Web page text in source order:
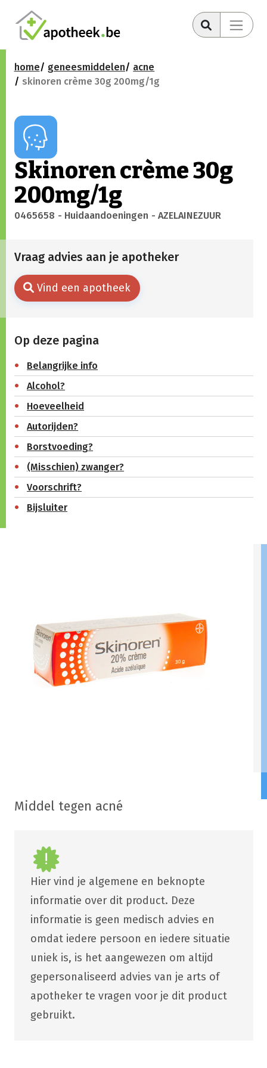
home geneesmiddelen
acne
skinoren crème 30g 200mg/1g
Skinoren crème 30g
200mg/1g
0465658 - Huidaandoeningen - AZELAINEZUUR
Vraag advies aan je apotheker
Vind een apotheek
Op deze pagina
Belangrijke info
Alcohol?
Hoeveelheid
Autorijden?
Borstvoeding?
(Misschien) zwanger?
Voorschrift?
Bijsluiter
Middel tegen acné
Hier vind je algemene en beknopte
informatie over dit product. Deze
informatie is geen medisch advies en
omdat iedere persoon en iedere situatie
uniek is, is het aangewezen om altijd
gepersonaliseerd advies van je arts of
apotheker te vragen voor je dit product
gebruikt.